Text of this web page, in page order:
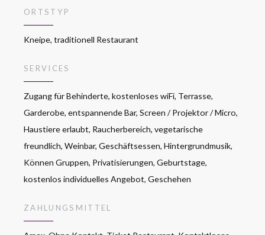
ORTSTYP
Kneipe, traditionell Restaurant
SERVICES
Zugang für Behinderte, kostenloses wiFi, Terrasse,
Garderobe, entspannende Bar, Screen / Projektor / Micro,
Haustiere erlaubt, Raucherbereich, vegetarische
freundlich, Weinbar, Geschäftsessen, Hintergrundmusik,
Können Gruppen, Privatisierungen, Geburtstage,
kostenlos individuelles Angebot, Geschehen
ZAHLUNGSMITTEL